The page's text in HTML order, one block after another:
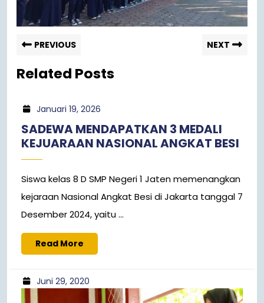
PREVIOUS NEXT
Related Posts
Januari 19, 2026
SADEWA MENDAPATKAN 3 MEDALI
KEJUARAAN NASIONAL ANGKAT BESI
Siswa kelas 8 D SMP Negeri 1 Jaten memenangkan
kejaraan Nasional Angkat Besi di Jakarta tanggal 7
Desember 2024, yaitu ...
Read More
Juni 29, 2020